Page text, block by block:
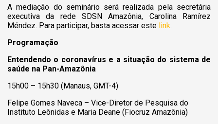
A mediação do seminário será realizada pela secretária
executiva da rede SDSN Amazônia, Carolina Ramírez
Méndez. Para participar, basta acessar este link.
Programação
Entendendo o coronavírus e a situação do sistema de
saúde na Pan-Amazônia
15h00 – 15h30 (Manaus, GMT-4)
Felipe Gomes Naveca – Vice-Diretor de Pesquisa do
Instituto Leônidas e Maria Deane (Fiocruz Amazônia)